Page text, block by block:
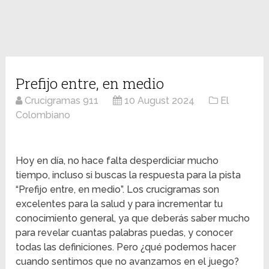
Prefijo entre, en medio
Crucigramas 911 10 August 2024
El
Colombiano
Hoy en día, no hace falta desperdiciar mucho
tiempo, incluso si buscas la respuesta para la pista
“Prefijo entre, en medio”. Los crucigramas son
excelentes para la salud y para incrementar tu
conocimiento general, ya que deberás saber mucho
para revelar cuantas palabras puedas, y conocer
todas las definiciones. Pero ¿qué podemos hacer
cuando sentimos que no avanzamos en el juego?